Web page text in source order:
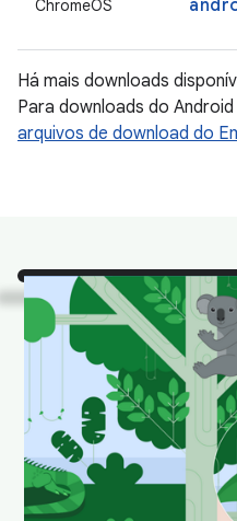
ChromeOS
Há mais downloads
Para downloads do
arquivos de download do
Olha!
nossos
do Android
habitat